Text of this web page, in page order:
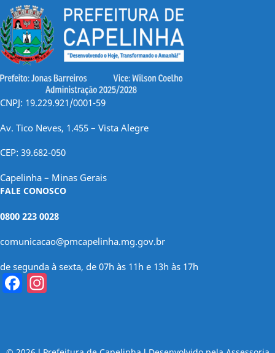
CNPJ: 19.229.921/0001-59
Av. Tico Neves, 1.455 – Vista Alegre
CEP: 39.682-050
Capelinha – Minas Gerais
FALE CONOSCO
0800 223 0028
comunicacao@pmcapelinha.mg.gov.br
de segunda à sexta, de 07h às 11h e 13h às 17h
Facebook